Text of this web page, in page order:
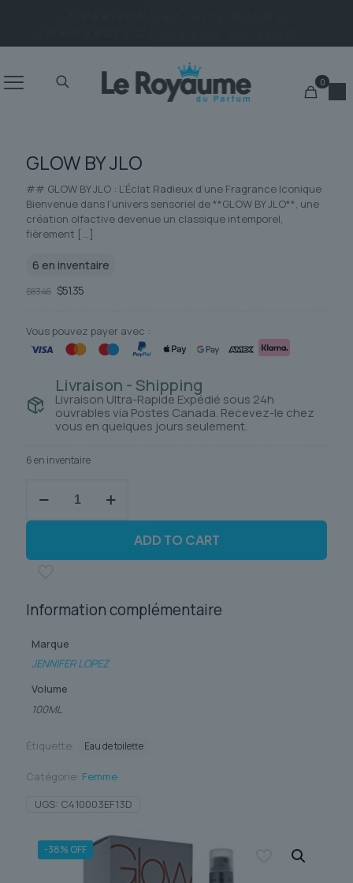
0
-38% OFF
GLOW BY JLO
## GLOW BY JLO : L’Éclat Radieux d’une Fragrance Iconique
Bienvenue dans l’univers sensoriel de **GLOW BY JLO**, une
création olfactive devenue un classique intemporel,
fièrement […]
6 en inventaire
$83.46 Le
était :
$83.46.
$51.35Le
est :
$51.35.
Vous pouvez payer avec :
Livraison - Shipping
Livraison Ultra-Rapide Expédié sous 24h
ouvrables via Postes Canada. Recevez-le chez
vous en quelques jours seulement.
6 en inventaire
ADD TO CART
Information complémentaire
Marque
JENNIFER LOPEZ
Volume
100ML
Étiquette: Eau de toilette
Catégorie: Femme
UGS: C410003EF13D